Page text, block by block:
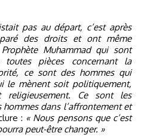
pas au départ, c’est après
des droits et ont même
Muhammad qui sont
toutes pièces concernant la
ce sont des hommes qui
le mènent soit politiquement,
religieusement. Ce sont les
hommes dans l’affrontement et
: « Nous pensons que c’est
peut-être changer. »